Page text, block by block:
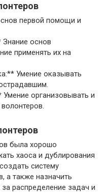
первой помощи и
основ
применять их на
Умение оказывать
организовывать и
была хорошо
хаоса и дублирования
систему
а также назначить
распределение задач и